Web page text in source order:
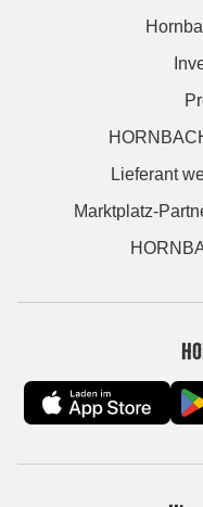
Lieferant
Marktplatz-